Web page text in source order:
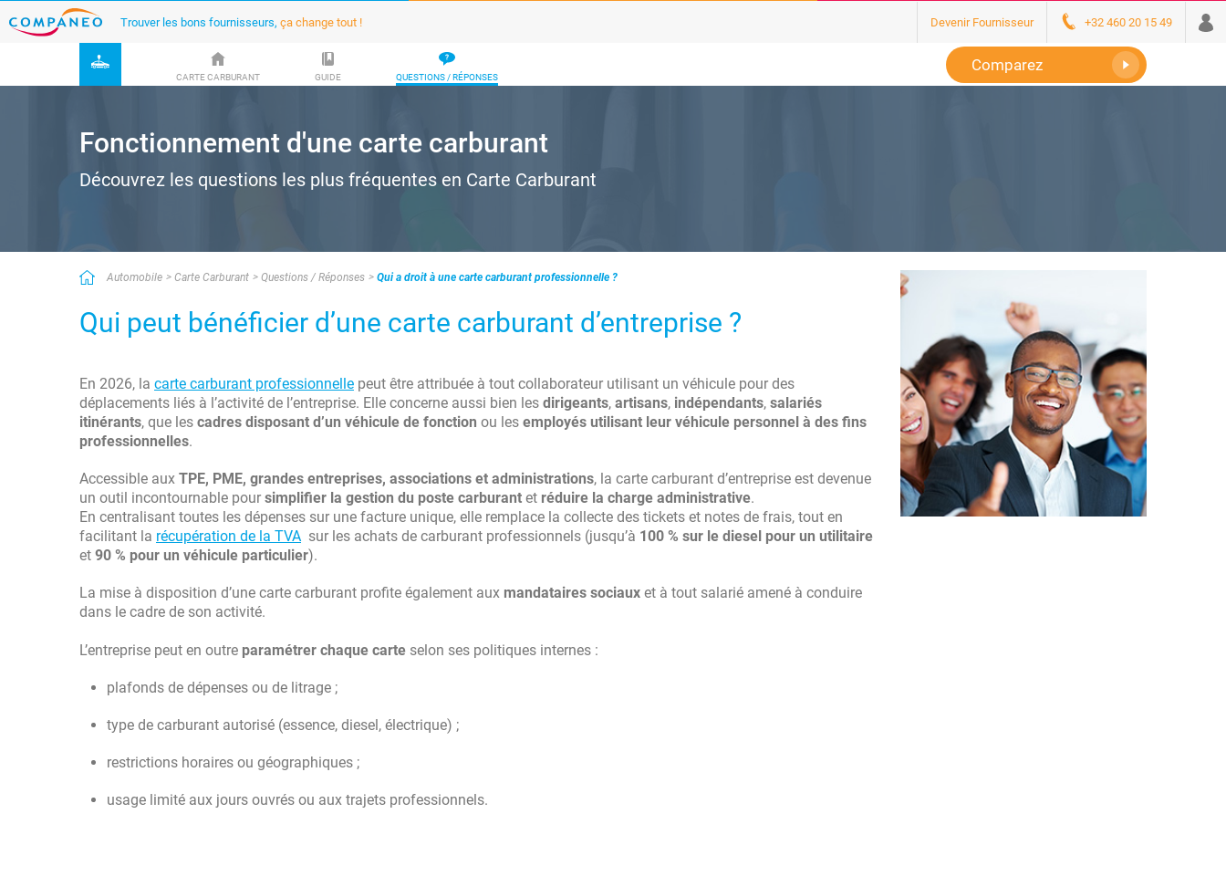
Trouver les bons fournisseurs, ça change tout ! Devenir Fournisseur +32 460 20 15 49
CARTE CARBURANT GUIDE QUESTIONS / RÉPONSES
Comparez
Fonctionnement d'une carte carburant
Découvrez les questions les plus fréquentes en Carte Carburant
Automobile Carte Carburant Questions / Réponses Qui a droit à une carte carburant professionnelle ?
Qui peut bénéficier d’une carte carburant d’entreprise ?
En 2026, la carte carburant professionnelle peut être attribuée à tout collaborateur utilisant un véhicule pour des
déplacements liés à l’activité de l’entreprise. Elle concerne aussi bien les dirigeants, artisans, indépendants, salariés
itinérants, que les cadres disposant d’un véhicule de fonction ou les employés utilisant leur véhicule personnel à des fins
professionnelles.
Accessible aux TPE, PME, grandes entreprises, associations et administrations, la carte carburant d’entreprise est devenue
un outil incontournable pour simplifier la gestion du poste carburant et réduire la charge administrative.
En centralisant toutes les dépenses sur une facture unique, elle remplace la collecte des tickets et notes de frais, tout en
facilitant la récupération de la TVA sur les achats de carburant professionnels (jusqu’à 100 % sur le diesel pour un utilitaire
et 90 % pour un véhicule particulier).
La mise à disposition d’une carte carburant profite également aux mandataires sociaux et à tout salarié amené à conduire
dans le cadre de son activité.
L’entreprise peut en outre paramétrer chaque carte selon ses politiques internes :
plafonds de dépenses ou de litrage ;
type de carburant autorisé (essence, diesel, électrique) ;
restrictions horaires ou géographiques ;
usage limité aux jours ouvrés ou aux trajets professionnels.